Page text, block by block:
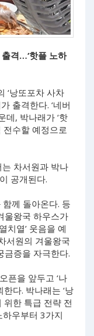
출격…‘핫플 노하
‘낭또포차 사차
출격한다. ‘네버
데, 박나래가 ‘핫
전수할 예정으로
는 차서원과 박나
공개된다.
함께 돌아온다. 등
울왕국 하우스가
치열’ 웃음을 예
서원의 겨울왕국
금증을 자극한다.
픈을 앞두고 ‘나
다. 박나래는 ‘낭
한 특급 전략 전
우부터 3가지